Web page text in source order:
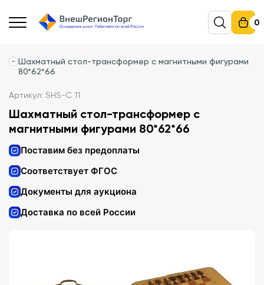
0
Шахматный стол-трансформер с магнитными фигурами
80*62*66
Артикул: SHS-С 11
Шахматный стол-трансформер с
магнитными фигурами 80*62*66
Поставим без предоплаты
Соответствует ФГОС
Документы для аукциона
Доставка по всей России